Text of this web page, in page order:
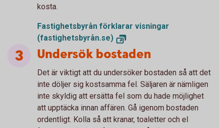
kosta.
Fastighetsbyrån förklarar visningar
(fastighetsbyrån.se)
Undersök bostaden
Det är viktigt att du undersöker bostaden så att det
inte döljer sig kostsamma fel. Säljaren är nämligen
inte skyldig att ersätta fel som du hade möjlighet
att upptäcka innan affären. Gå igenom bostaden
ordentligt. Kolla så att kranar, toaletter och el